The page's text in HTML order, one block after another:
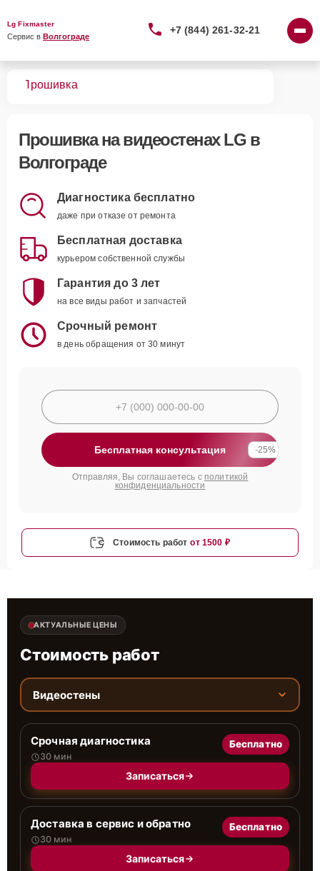
Lg Fixmaster
Сервис в Волгограде
+7 (844) 261-32-21
Прошивка
Прошивкана видеостенах LG в
Волгограде
Диагностика бесплатно
даже при отказе от ремонта
Бесплатная доставка
курьером собственной службы
Гарантия до 3 лет
на все виды работ и запчастей
Срочный ремонт
в день обращения от 30 минут
Бесплатная консультация -25%
Отправляя, Вы соглашаетесь с политикой
конфиденциальности
Стоимость работ от 1500 ₽
АКТУАЛЬНЫЕ ЦЕНЫ
Стоимость работ
Видеостены
Срочная диагностика
30 мин
Бесплатно
Записаться
Доставка в сервис и обратно
30 мин
Бесплатно
Записаться